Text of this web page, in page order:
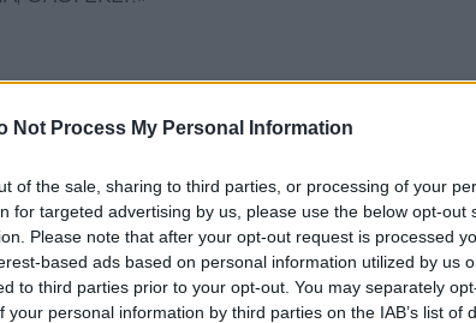
Not Process My Personal Information
of the sale, sharing to third parties, or processing of your
for targeted advertising by us, please use the below opt-out
Please note that after your opt-out request is processed
based ads based on personal information utilized by us
to third parties prior to your opt-out. You may separately
your personal information by third parties on the IAB’s list of